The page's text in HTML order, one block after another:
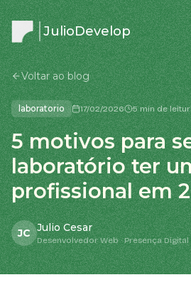
JulioDevelop
Voltar ao blog
laboratorio 17/02/2026 5 min de
5 motivos para
laboratório ter
profissional em
JC Julio Cesar
Desenvolvedor Web · Presença